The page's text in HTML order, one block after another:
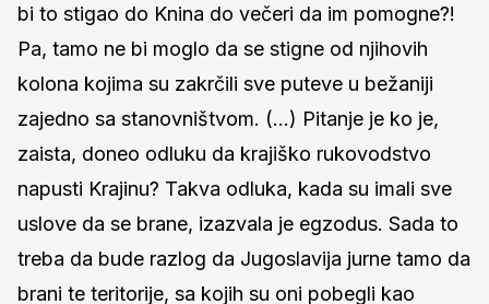
bi to stigao do Knina do večeri da im pomogne?!
Pa, tamo ne bi moglo da se stigne od njihovih
kolona kojima su zakrčili sve puteve u bežaniji
zajedno sa stanovništvom. (...) Pitanje je ko je,
zaista, doneo odluku da krajiško rukovodstvo
napusti Krajinu? Takva odluka, kada su imali sve
uslove da se brane, izazvala je egzodus. Sada to
treba da bude razlog da Jugoslavija jurne tamo da
brani te teritorije, sa kojih su oni pobegli kao